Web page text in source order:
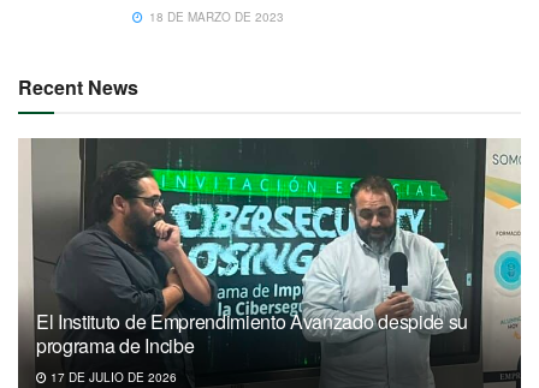
18 DE MARZO DE 2023
Recent News
El Instituto de Emprendimiento Avanzado despide su
programa de Incibe
17 DE JULIO DE 2026